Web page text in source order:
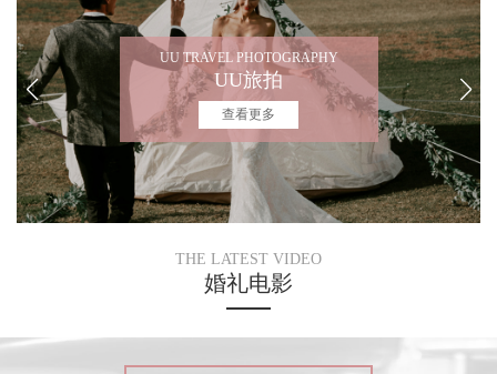
UU TRAVEL PHOTOGRAPHY
UU旅拍
查看更多
THE LATEST VIDEO
婚礼电影